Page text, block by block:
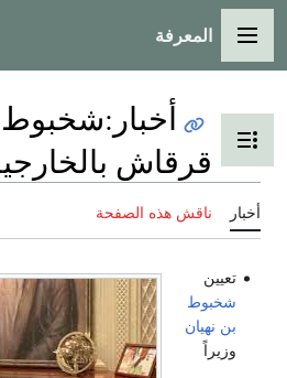
القائمة الرئيسية
المعرفة
تبديل عرض جدول المحتويات
أخبار :شخبوط
قرقاش
أخبار ناقش هذه الصفحة
تعيين
شخبوط
بن نهيان
وزيراً